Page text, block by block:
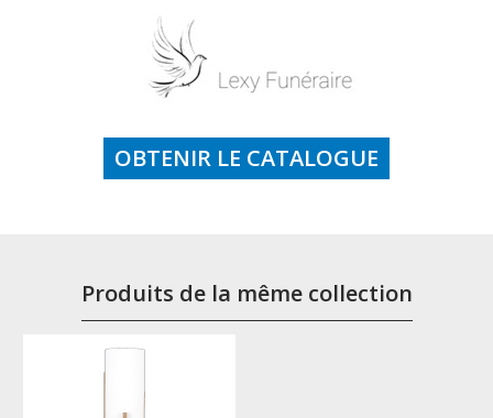
OBTENIR LE CATALOGUE
Produits de la même collection